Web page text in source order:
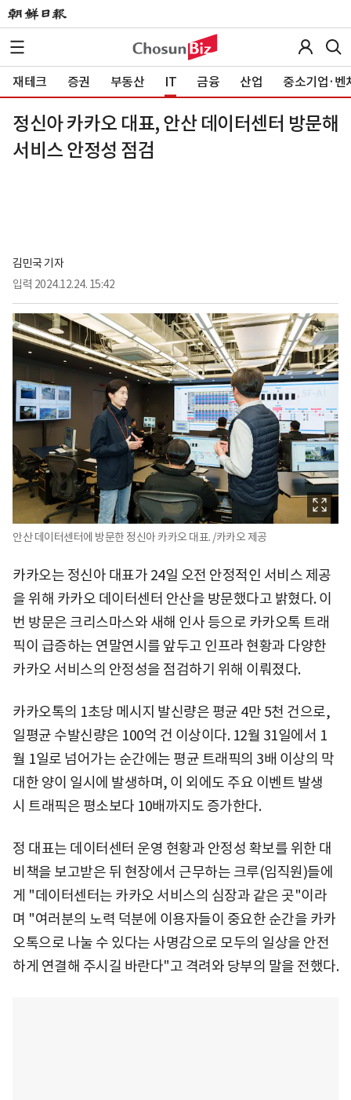
재테크 증권 부동산 IT 금융 산업 중소기업·벤
정신아 카카오 대표, 안산 데이터센터 방문해
서비스 안정성 점검
김민국 기자
입력 2024.12.24. 15:42
안산 데이터센터에 방문한 정신아 카카오 대표. /카카오 제공
카카오는 정신아 대표가 24일 오전 안정적인 서비스 제공
을 위해 카카오 데이터센터 안산을 방문했다고 밝혔다. 이
번 방문은 크리스마스와 새해 인사 등으로 카카오톡 트래
픽이 급증하는 연말연시를 앞두고 인프라 현황과 다양한
카카오 서비스의 안정성을 점검하기 위해 이뤄졌다.
카카오톡의 1초당 메시지 발신량은 평균 4만 5천 건으로,
일평균 수발신량은 100억 건 이상이다. 12월 31일에서 1
월 1일로 넘어가는 순간에는 평균 트래픽의 3배 이상의 막
대한 양이 일시에 발생하며, 이 외에도 주요 이벤트 발생
시 트래픽은 평소보다 10배까지도 증가한다.
정 대표는 데이터센터 운영 현황과 안정성 확보를 위한 대
비책을 보고받은 뒤 현장에서 근무하는 크루(임직원)들에
게 "데이터센터는 카카오 서비스의 심장과 같은 곳"이라
며 "여러분의 노력 덕분에 이용자들이 중요한 순간을 카카
오톡으로 나눌 수 있다는 사명감으로 모두의 일상을 안전
하게 연결해 주시길 바란다"고 격려와 당부의 말을 전했다.